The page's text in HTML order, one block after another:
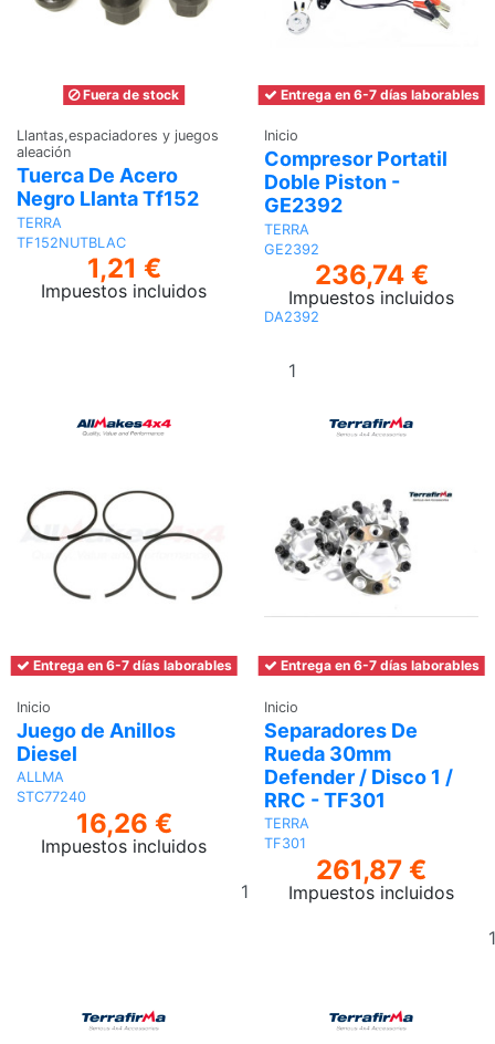
Fuera de stock
Llantas,espaciadores y juegos
aleación
Tuerca De Acero
Negro Llanta Tf152
TERRA
TF152NUTBLAC
1,21 €
Impuestos incluidos
Entrega en 6-7 días laborables
Inicio
Compresor Portatil
Doble Piston -
GE2392
TERRA
GE2392
236,74 €
Impuestos incluidos
DA2392
Entrega en 6-7 días laborables
Inicio
Juego de Anillos
Diesel
ALLMA
STC77240
16,26 €
Impuestos incluidos
Añadir
al
Entrega en 6-7 días laborables
Inicio
Separadores De
Rueda 30mm
Defender / Disco 1 /
RRC - TF301
TERRA
TF301
261,87 €
Impuestos incluidos